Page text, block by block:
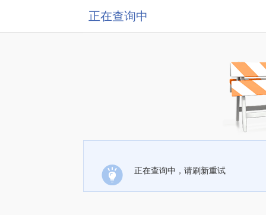
正在查询中
正在查询中，请刷新重试